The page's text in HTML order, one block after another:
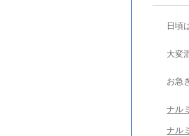
日頃
大変
お急
ナル
ナル